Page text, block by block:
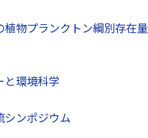
物プランクトン綱別存在量
と環境科学
シンポジウム